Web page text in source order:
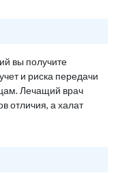
вы получите
и риска передачи
Лечащий врач
отличия, а халат